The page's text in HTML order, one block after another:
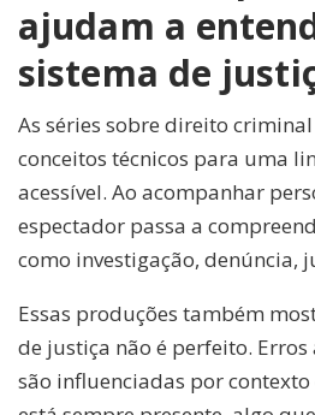
ajudam a
sistema de
As séries sobre direito
conceitos técnicos para uma
acessível. Ao acompanhar
espectador passa a
como investigação, denúncia,
Essas produções também
de justiça não é perfeito. Erros
são influenciadas por